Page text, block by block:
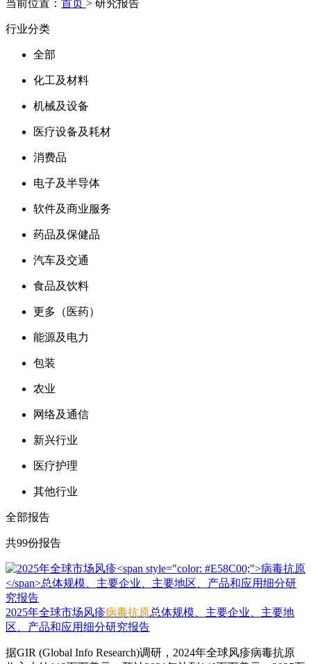
当前位置： 首页 > 研究报告
行业分类
全部
化工及材料
机械及设备
医疗设备及耗材
消费品
电子及半导体
软件及商业服务
药品及保健品
汽车及交通
食品及饮料
更多（医药）
能源及电力
包装
农业
网络及通信
新兴行业
医疗护理
其他行业
全部报告
共99份报告
2025年全球市场风疹病毒抗原总体规模、主要企业、主要地
区、产品和应用细分研究报告
据GIR (Global Info Research)调研，2024年全球风疹病毒抗原